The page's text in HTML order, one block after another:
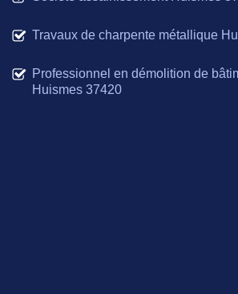
Travaux de charpente métallique
Professionnel en démolition de
Huismes 37420